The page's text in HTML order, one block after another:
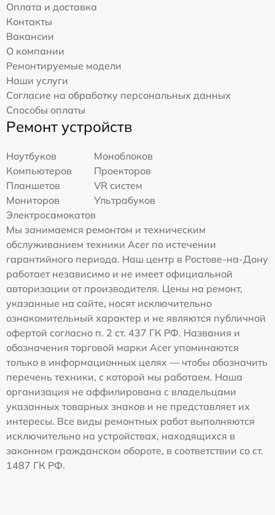
Оплата и доставка
Контакты
Вакансии
О компании
Ремонтируемые модели
Наши услуги
Согласие на обработку персональных данных
Способы оплаты
Ремонт устройств
Ноутбуков
Моноблоков
Компьютеров
Проекторов
Планшетов
VR систем
Мониторов
Ультрабуков
Электросамокатов
Мы занимаемся ремонтом и техническим
обслуживанием техники Acer по истечении
гарантийного периода. Наш центр в Ростове-на-Дону
работает независимо и не имеет официальной
авторизации от производителя. Цены на ремонт,
указанные на сайте, носят исключительно
ознакомительный характер и не являются публичной
офертой согласно п. 2 ст. 437 ГК РФ. Названия и
обозначения торговой марки Acer упоминаются
только в информационных целях — чтобы обозначить
перечень техники, с которой мы работаем. Наша
организация не аффилирована с владельцами
указанных товарных знаков и не представляет их
интересы. Все виды ремонтных работ выполняются
исключительно на устройствах, находящихся в
законном гражданском обороте, в соответствии со ст.
1487 ГК РФ.